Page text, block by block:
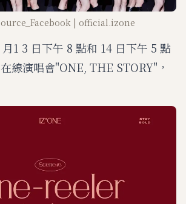
| official.izone
1 3 日下午 8 點和 14 日下午 5 點
線演唱會"ONE, THE STORY"，